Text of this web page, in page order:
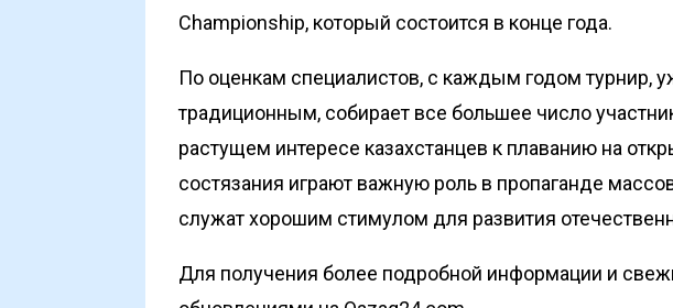
Championship, который состоится в конце года.
По оценкам специалистов, с каждым годом турнир,
традиционным, собирает все большее чис­ло
растущем интересе казахстанцев к плаванию на
состязания играют важную роль в пропаганде
служат хорошим стимулом для развития
Для получения более подробной информации и